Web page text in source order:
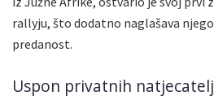
rallyju, što dodatno naglašava
predanost.
Uspon privatnih